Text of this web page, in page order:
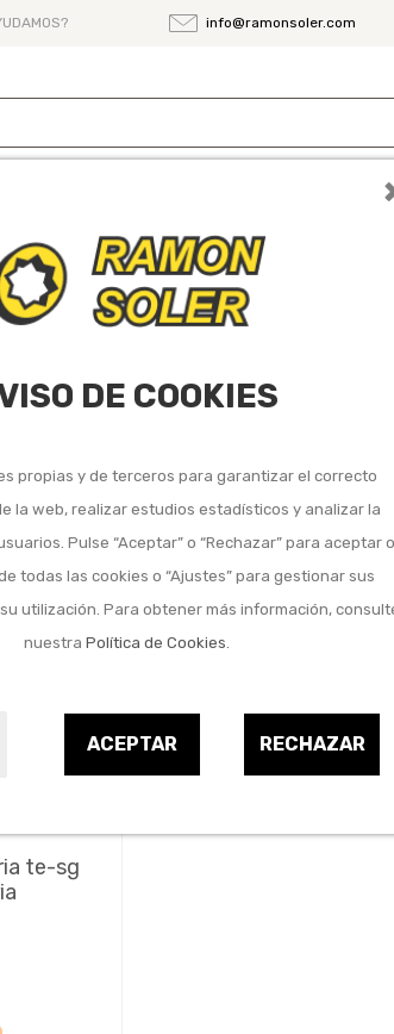
DE COOKIES
propias y de terceros para garantizar el correcto
la web, realizar estudios estadísticos y analizar la
Pulse “Aceptar” o “Rechazar” para aceptar
todas las cookies o “Ajustes” para gestionar sus
utilización. Para obtener más información,
nuestraPolítica de Cookies.
ACEPTAR RECHAZAR
info@ramonsoler.com
te-sg